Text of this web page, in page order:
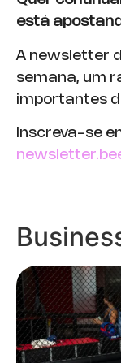
está
A newsletter
semana, um
importantes
Inscreva-se